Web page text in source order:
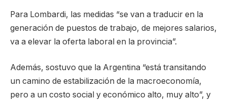
Para Lombardi, las medidas “se van a traducir en la
generación de puestos de trabajo, de mejores salarios,
va a elevar la oferta laboral en la provincia”.
Además, sostuvo que la Argentina “está transitando
un camino de estabilización de la macroeconomía,
pero a un costo social y económico alto, muy alto”, y